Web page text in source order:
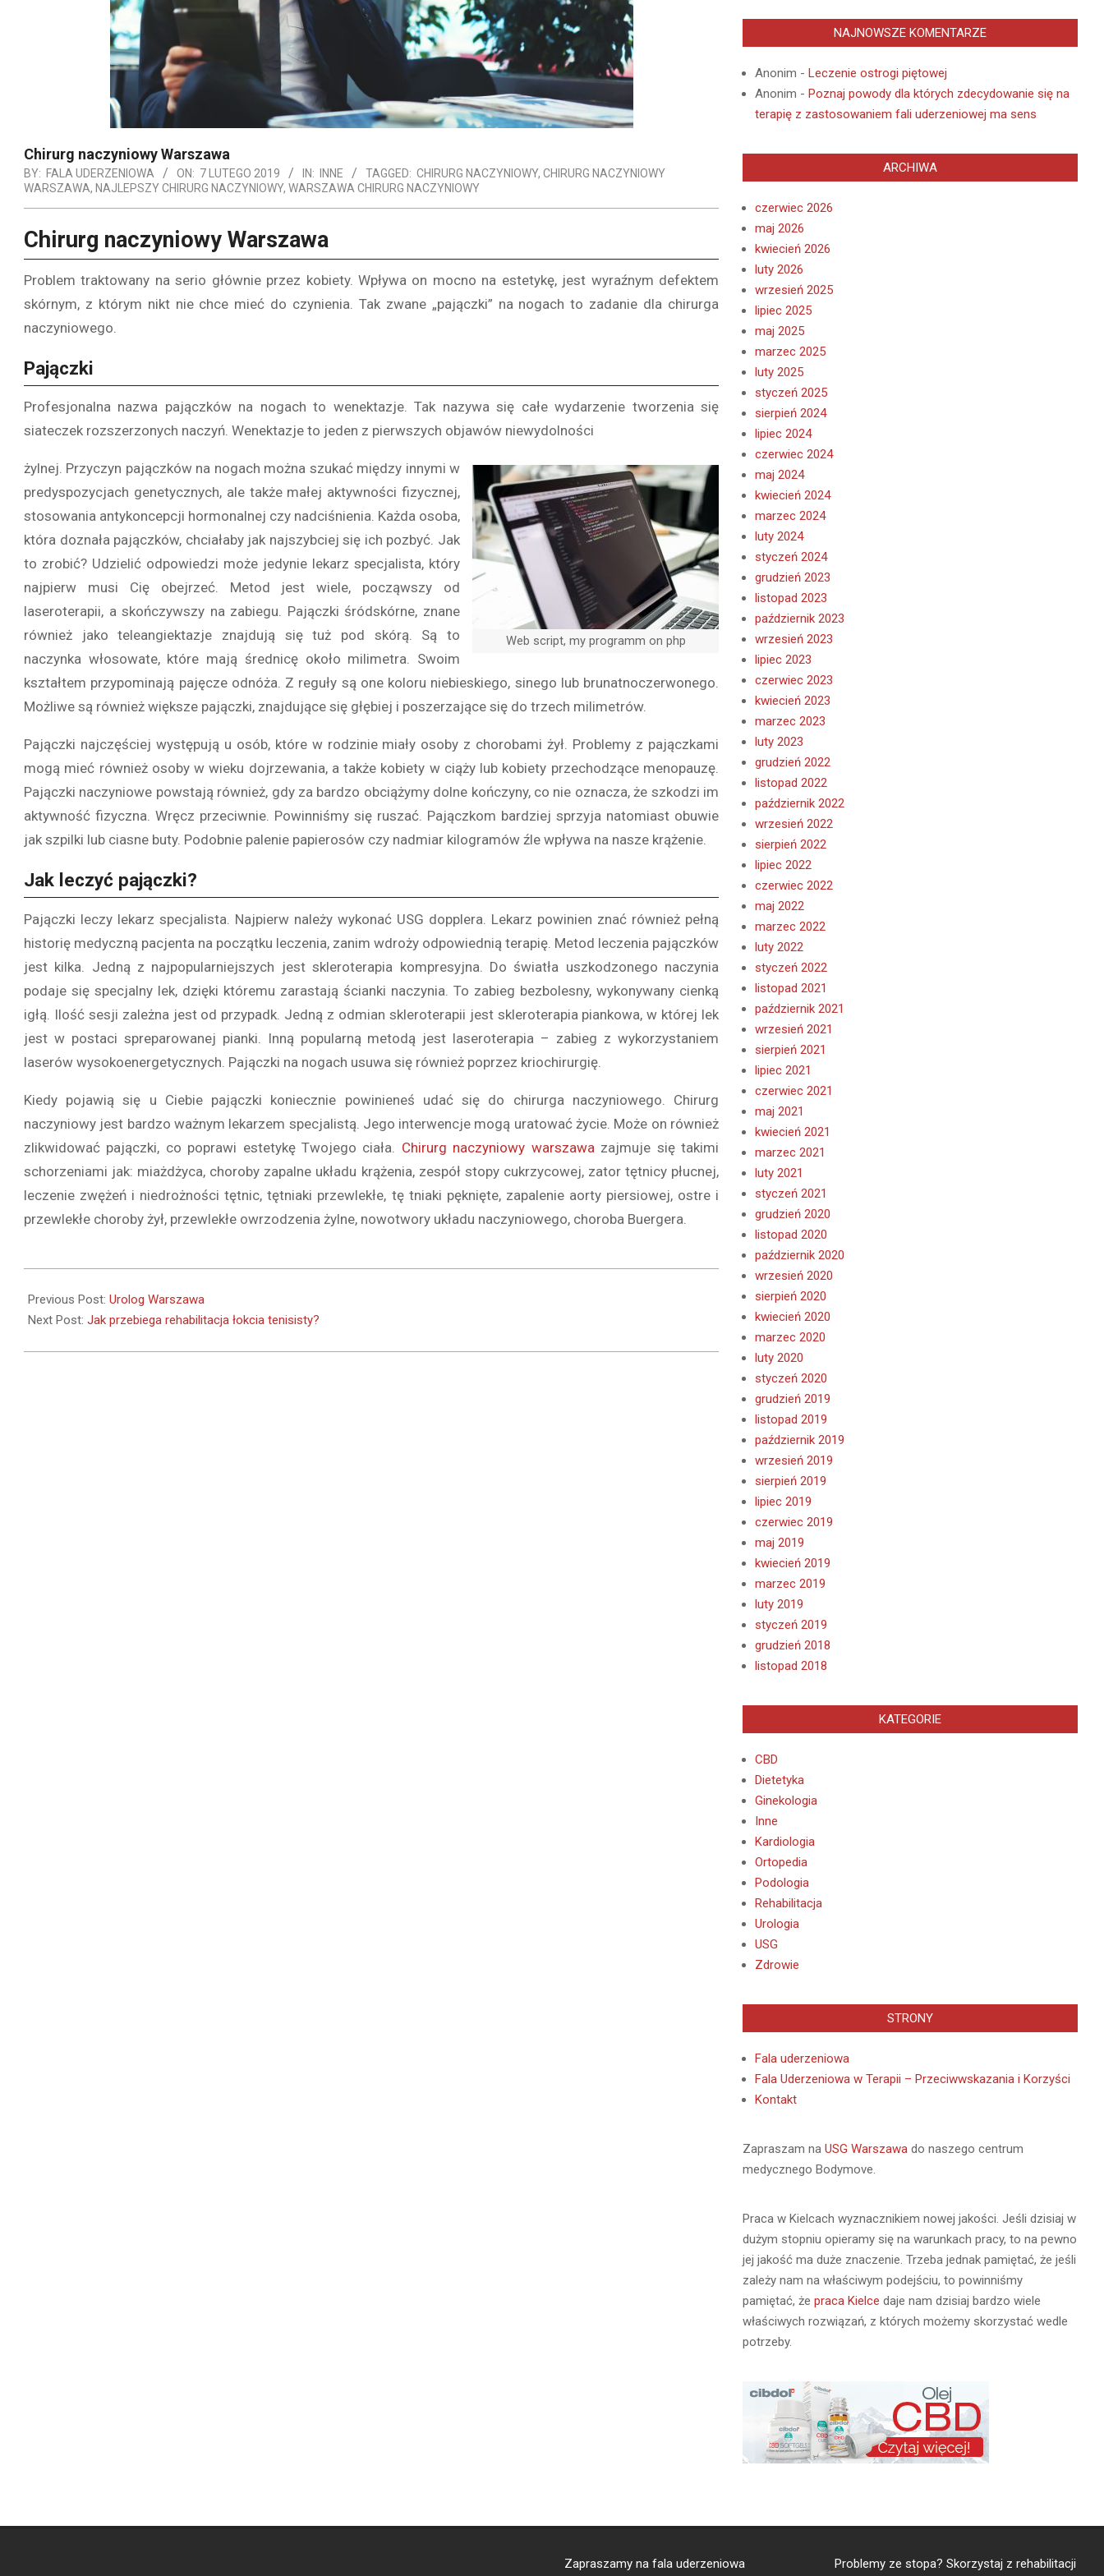
Chirurg naczyniowy Warszawa
BY: FALA UDERZENIOWA ON: 7 LUTEGO 2019 IN: INNE TAGGED: CHIRURG NACZYNIOWY, CHIRURG NACZYNIOWY
WARSZAWA, NAJLEPSZY CHIRURG NACZYNIOWY, WARSZAWA CHIRURG NACZYNIOWY
Chirurg naczyniowy Warszawa
Problem traktowany na serio głównie przez kobiety. Wpływa on mocno na estetykę, jest wyraźnym defektem
skórnym, z którym nikt nie chce mieć do czynienia. Tak zwane „pajączki” na nogach to zadanie dla chirurga
naczyniowego.
Pajączki
Profesjonalna nazwa pajączków na nogach to wenektazje. Tak nazywa się całe wydarzenie tworzenia się
siateczek rozszerzonych naczyń. Wenektazje to jeden z pierwszych objawów niewydolności
Web script, my programm on php
żylnej. Przyczyn pajączków na nogach można szukać między innymi w
predyspozycjach genetycznych, ale także małej aktywności fizycznej,
stosowania antykoncepcji hormonalnej czy nadciśnienia. Każda osoba,
która doznała pajączków, chciałaby jak najszybciej się ich pozbyć. Jak
to zrobić? Udzielić odpowiedzi może jedynie lekarz specjalista, który
najpierw musi Cię obejrzeć. Metod jest wiele, począwszy od
laseroterapii, a skończywszy na zabiegu. Pajączki śródskórne, znane
również jako teleangiektazje znajdują się tuż pod skórą. Są to
naczynka włosowate, które mają średnicę około milimetra. Swoim
kształtem przypominają pajęcze odnóża. Z reguły są one koloru niebieskiego, sinego lub brunatnoczerwonego.
Możliwe są również większe pajączki, znajdujące się głębiej i poszerzające się do trzech milimetrów.
Pajączki najczęściej występują u osób, które w rodzinie miały osoby z chorobami żył. Problemy z pajączkami
mogą mieć również osoby w wieku dojrzewania, a także kobiety w ciąży lub kobiety przechodzące menopauzę.
Pajączki naczyniowe powstają również, gdy za bardzo obciążymy dolne kończyny, co nie oznacza, że szkodzi im
aktywność fizyczna. Wręcz przeciwnie. Powinniśmy się ruszać. Pajączkom bardziej sprzyja natomiast obuwie
jak szpilki lub ciasne buty. Podobnie palenie papierosów czy nadmiar kilogramów źle wpływa na nasze krążenie.
Jak leczyć pajączki?
Pajączki leczy lekarz specjalista. Najpierw należy wykonać USG dopplera. Lekarz powinien znać również pełną
historię medyczną pacjenta na początku leczenia, zanim wdroży odpowiednią terapię. Metod leczenia pajączków
jest kilka. Jedną z najpopularniejszych jest skleroterapia kompresyjna. Do światła uszkodzonego naczynia
podaje się specjalny lek, dzięki któremu zarastają ścianki naczynia. To zabieg bezbolesny, wykonywany cienką
igłą. Ilość sesji zależna jest od przypadk. Jedną z odmian skleroterapii jest skleroterapia piankowa, w której lek
jest w postaci spreparowanej pianki. Inną popularną metodą jest laseroterapia – zabieg z wykorzystaniem
laserów wysokoenergetycznych. Pajączki na nogach usuwa się również poprzez kriochirurgię.
Kiedy pojawią się u Ciebie pajączki koniecznie powinieneś udać się do chirurga naczyniowego. Chirurg
naczyniowy jest bardzo ważnym lekarzem specjalistą. Jego interwencje mogą uratować życie. Może on również
zlikwidować pajączki, co poprawi estetykę Twojego ciała. Chirurg naczyniowy warszawa zajmuje się takimi
schorzeniami jak: miażdżyca, choroby zapalne układu krążenia, zespół stopy cukrzycowej, zator tętnicy płucnej,
leczenie zwężeń i niedrożności tętnic, tętniaki przewlekłe, tę tniaki pęknięte, zapalenie aorty piersiowej, ostre i
przewlekłe choroby żył, przewlekłe owrzodzenia żylne, nowotwory układu naczyniowego, choroba Buergera.
02-
07
Previous Post: Urolog Warszawa
Next Post: Jak przebiega rehabilitacja łokcia tenisisty?
NAJNOWSZE KOMENTARZE
Anonim - Leczenie ostrogi piętowej
Anonim - Poznaj powody dla których zdecydowanie się na
terapię z zastosowaniem fali uderzeniowej ma sens
ARCHIWA
czerwiec 2026
maj 2026
kwiecień 2026
luty 2026
wrzesień 2025
lipiec 2025
maj 2025
marzec 2025
luty 2025
styczeń 2025
sierpień 2024
lipiec 2024
czerwiec 2024
maj 2024
kwiecień 2024
marzec 2024
luty 2024
styczeń 2024
grudzień 2023
listopad 2023
październik 2023
wrzesień 2023
lipiec 2023
czerwiec 2023
kwiecień 2023
marzec 2023
luty 2023
grudzień 2022
listopad 2022
październik 2022
wrzesień 2022
sierpień 2022
lipiec 2022
czerwiec 2022
maj 2022
marzec 2022
luty 2022
styczeń 2022
listopad 2021
październik 2021
wrzesień 2021
sierpień 2021
lipiec 2021
czerwiec 2021
maj 2021
kwiecień 2021
marzec 2021
luty 2021
styczeń 2021
grudzień 2020
listopad 2020
październik 2020
wrzesień 2020
sierpień 2020
kwiecień 2020
marzec 2020
luty 2020
styczeń 2020
grudzień 2019
listopad 2019
październik 2019
wrzesień 2019
sierpień 2019
lipiec 2019
czerwiec 2019
maj 2019
kwiecień 2019
marzec 2019
luty 2019
styczeń 2019
grudzień 2018
listopad 2018
KATEGORIE
CBD
Dietetyka
Ginekologia
Inne
Kardiologia
Ortopedia
Podologia
Rehabilitacja
Urologia
USG
Zdrowie
STRONY
Fala uderzeniowa
Fala Uderzeniowa w Terapii – Przeciwwskazania i Korzyści
Kontakt
Zapraszam na USG Warszawa do naszego centrum
medycznego Bodymove.
Praca w Kielcach wyznacznikiem nowej jakości. Jeśli dzisiaj w
dużym stopniu opieramy się na warunkach pracy, to na pewno
jej jakość ma duże znaczenie. Trzeba jednak pamiętać, że jeśli
zależy nam na właściwym podejściu, to powinniśmy
pamiętać, że praca Kielce daje nam dzisiaj bardzo wiele
właściwych rozwiązań, z których możemy skorzystać wedle
potrzeby.
Zapraszamy na fala uderzeniowa Problemy ze stopa? Skorzystaj z rehabilitacji